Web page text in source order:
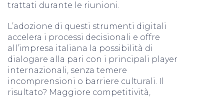
trattati durante le riunioni.
L’adozione di questi strumenti digitali
accelera i processi decisionali e offre
all’impresa italiana la possibilità di
dialogare alla pari con i principali player
internazionali, senza temere
incomprensioni o barriere culturali. Il
risultato? Maggiore competitività,